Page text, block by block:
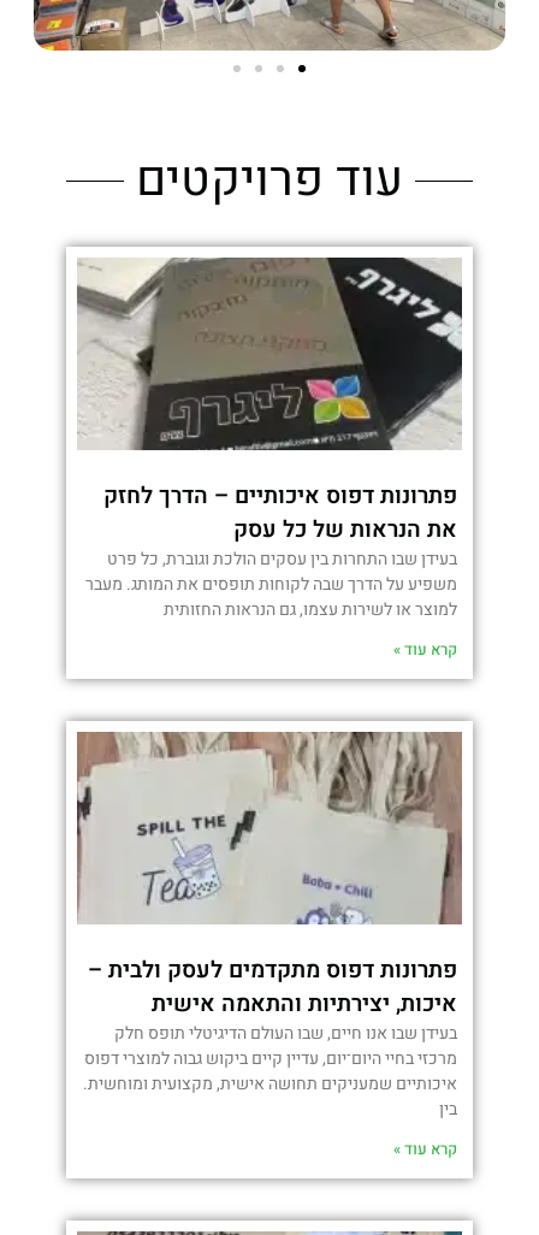
עוד פרויקטים
פתרונות דפוס איכותיים – הדרך לחזק
את הנראות של כל עסק
בעידן שבו התחרות בין עסקים הולכת וגוברת, כל פרט
משפיע על הדרך שבה לקוחות תופסים את המותג. מעבר
למוצר או לשירות עצמו, גם הנראות החזותית
קרא עוד »
פתרונות דפוס מתקדמים לעסק ולבית –
איכות, יצירתיות והתאמה אישית
בעידן שבו אנו חיים, שבו העולם הדיגיטלי תופס חלק
מרכזי בחיי היום־יום, עדיין קיים ביקוש גבוה למוצרי דפוס
איכותיים שמעניקים תחושה אישית, מקצועית ומוחשית.
בין
קרא עוד »